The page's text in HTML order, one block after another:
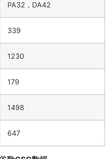
PA32，DA42
339
1230
179
1498
647